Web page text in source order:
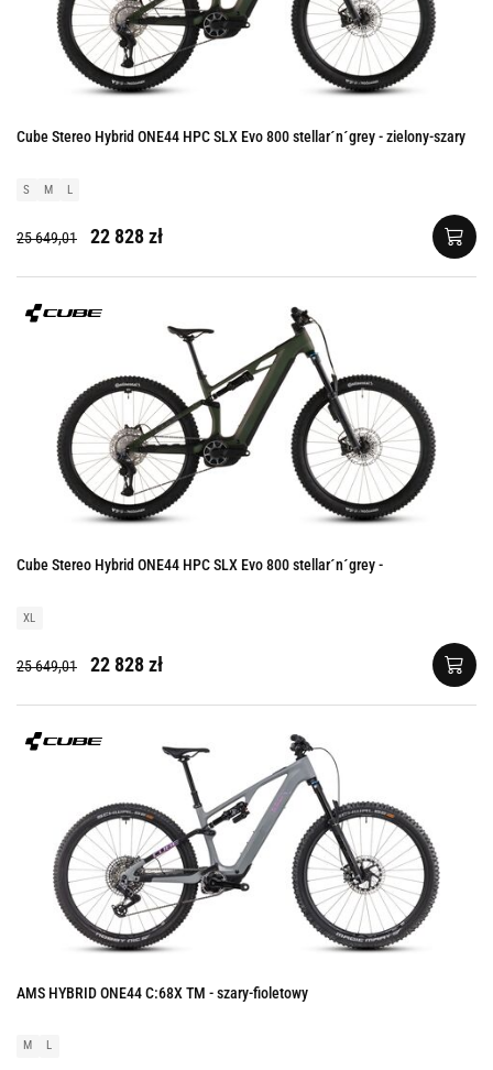
Cube Stereo Hybrid ONE44 HPC SLX Evo 800 stellar´n´grey - zielony-szary
S M L
25 649,01 22 828 zł
Cube Stereo Hybrid ONE44 HPC SLX Evo 800 stellar´n´grey -
XL
25 649,01 22 828 zł
AMS HYBRID ONE44 C:68X TM - szary-fioletowy
M L